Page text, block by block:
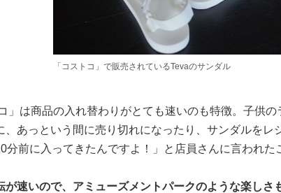
「コストコ」で販売されているTevaのサンダル
」は商品の入れ替わりがとても速いのも特徴。子供
、あっという間に売り切れになったり、サンダルをレ
分前に入ってきたんですよ！」と店員さんに言われた
が速いので、アミューズメントパークのような楽しさ